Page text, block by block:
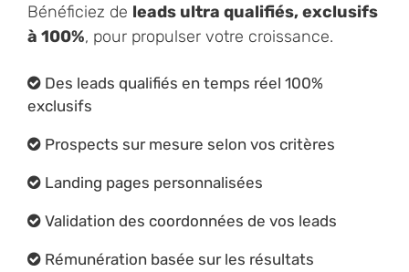
Bénéficiez de leads ultra qualifiés, exclusifs
à 100%, pour propulser votre croissance.
Des leads qualifiés en temps réel 100%
exclusifs
Prospects sur mesure selon vos critères
Landing pages personnalisées
Validation des coordonnées de vos leads
Rémunération basée sur les résultats